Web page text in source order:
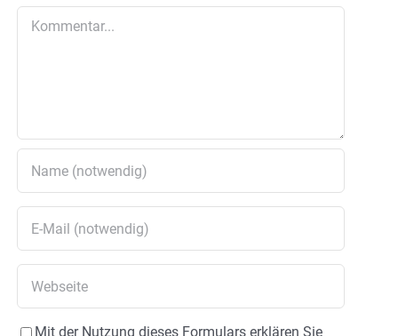
Mit der Nutzung dieses Formulars erklären Sie